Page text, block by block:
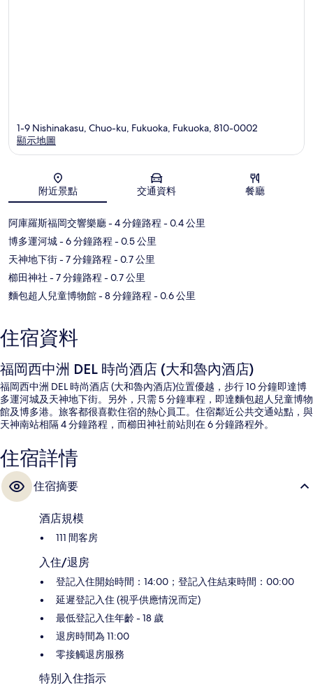
地圖
1-9 Nishinakasu, Chuo-ku, Fukuoka, Fukuoka, 810-0002
顯示地圖
附近景點 交通資料 餐廳
阿庫羅斯福岡交響樂廳- 4 分鐘路程 - 0.4 公里
博多運河城- 6 分鐘路程 - 0.5 公里
天神地下街- 7 分鐘路程 - 0.7 公里
櫛田神社 - 7 分鐘路程 - 0.7 公里
麵包超人兒童博物館- 8 分鐘路程 - 0.6 公里
住宿資料
福岡西中洲 DEL 時尚酒店 (大和魯內酒店)
福岡西中洲 DEL 時尚酒店 (大和魯內酒店)位置優越，步行 10 分鐘即達博
多運河城及天神地下街。另外，只需 5 分鐘車程，即達麵包超人兒童博物
館及博多港。旅客都很喜歡住宿的熱心員工。住宿鄰近公共交通站點，與
天神南站相隔 4 分鐘路程，而櫛田神社前站則在 6 分鐘路程外。
住宿詳情
住宿摘要
酒店規模
111 間客房
入住/退房
登記入住開始時間：14:00；登記入住結束時間：00:00
延遲登記入住 (視乎供應情況而定)
最低登記入住年齡 - 18 歲
退房時間為 11:00
零接觸退房服務
特別入住指示